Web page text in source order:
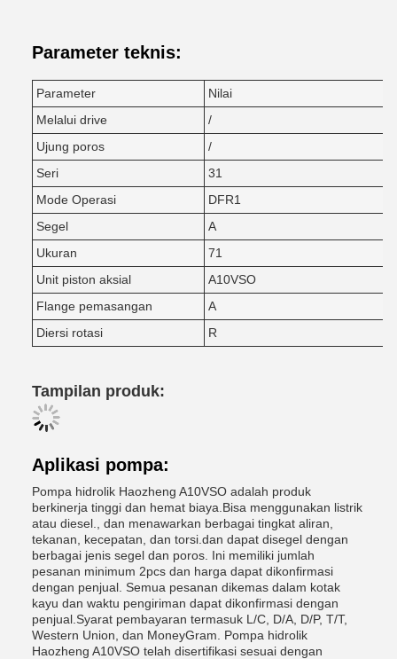
Parameter teknis:
Parameter
Nilai
Melalui drive
/
Ujung poros
/
Seri
31
Mode Operasi
DFR1
Segel
A
Ukuran
71
Unit piston aksial
A10VSO
Flange pemasangan
A
Diersi rotasi
R
Tampilan produk:
Aplikasi pompa:
Pompa hidrolik Haozheng A10VSO adalah produk
berkinerja tinggi dan hemat biaya.Bisa menggunakan listrik
atau diesel., dan menawarkan berbagai tingkat aliran,
tekanan, kecepatan, dan torsi.dan dapat disegel dengan
berbagai jenis segel dan poros. Ini memiliki jumlah
pesanan minimum 2pcs dan harga dapat dikonfirmasi
dengan penjual. Semua pesanan dikemas dalam kotak
kayu dan waktu pengiriman dapat dikonfirmasi dengan
penjual.Syarat pembayaran termasuk L/C, D/A, D/P, T/T,
Western Union, dan MoneyGram. Pompa hidrolik
Haozheng A10VSO telah disertifikasi sesuai dengan